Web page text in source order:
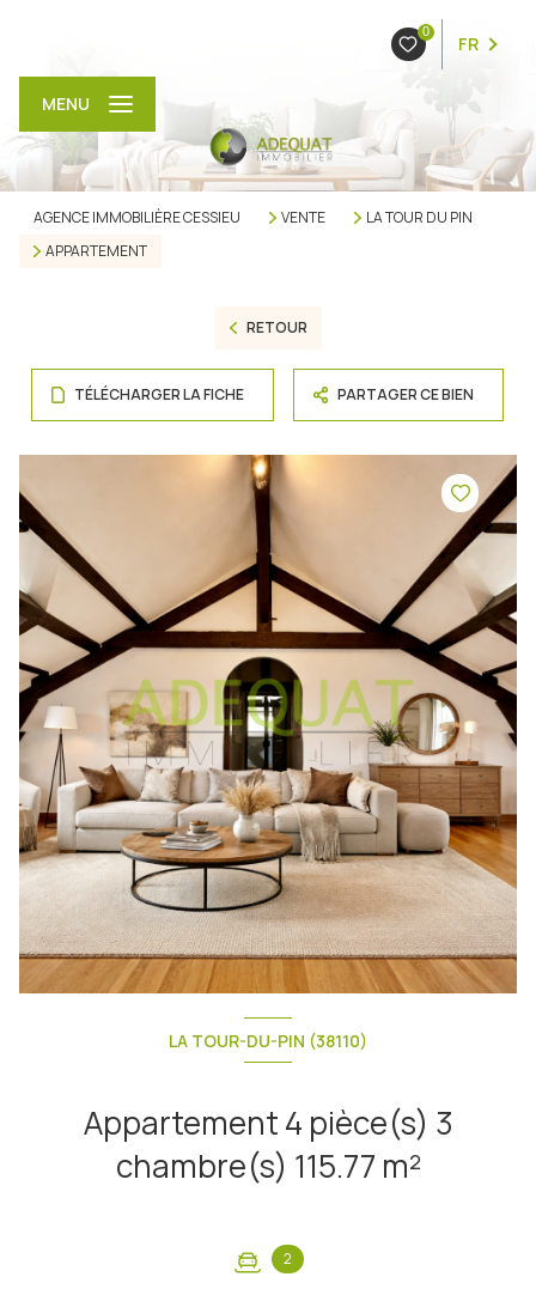
0
FR
MENU
AGENCE IMMOBILIÈRE CESSIEU VENTE
LA TOUR DU PIN
APPARTEMENT
RETOUR
TÉLÉCHARGER LA FICHE PARTAGER CE BIEN
LA TOUR-DU-PIN (38110)
Appartement 4 pièce(s) 3
chambre(s) 115.77 m²
2